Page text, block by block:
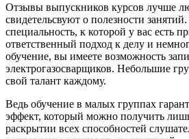
Отзывы выпускников курсов лучше
свидетельсвуют о полезности
специальность, к которой у вас есть
ответственный подход к делу и
обучение, вы имеете возможность
электрогазосварщиков. Небольшие
свой талант каждому.
Ведь обучение в малых группах
эффект, который можно получить
раскрытии всех способностей